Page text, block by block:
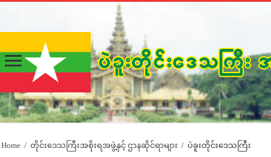
Home / တိုင်းဒေသကြီးအစိုးရအဖွဲ့နှင့် ဌာနဆိုင်ရာများ / ပဲခူးတိုင်းဒေသကြီး